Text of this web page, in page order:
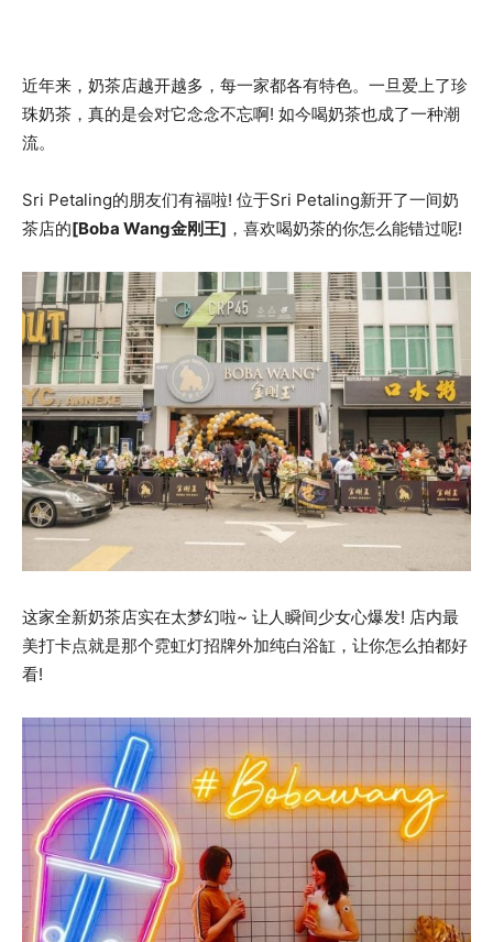
近年来，奶茶店越开越多，每一家都各有特色。一旦爱上了珍
珠奶茶，真的是会对它念念不忘啊! 如今喝奶茶也成了一种潮
流。
Sri Petaling的朋友们有福啦! 位于Sri Petaling新开了一间奶
茶店的[Boba Wang金刚王] ，喜欢喝奶茶的你怎么能错过呢!
这家全新奶茶店实在太梦幻啦~ 让人瞬间少女心爆发! 店内最
美打卡点就是那个霓虹灯招牌外加纯白浴缸，让你怎么拍都好
看!